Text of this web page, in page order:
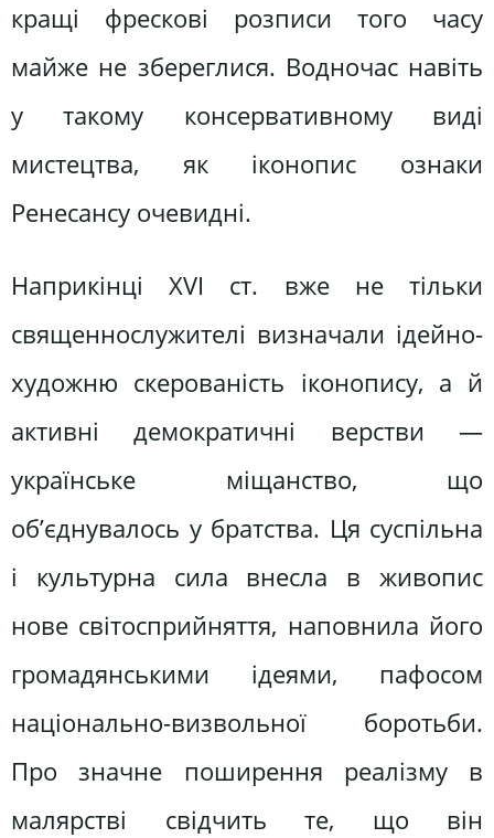
кращі фрескові розписи того часу
майже не збереглися. Водночас навіть
у такому консервативному виді
мистецтва, як іконопис ознаки
Ренесансу очевидні.
Наприкінці XVI ст. вже не тільки
священнослужителі визначали ідейно-
художню скерованість іконопису, а й
активні демократичні верстви —
українське міщанство, що
об’єднувалось у братства. Ця суспільна
і культурна сила внесла в живопис
нове світосприйняття, наповнила його
громадянськими ідеями, пафосом
національно-визвольної боротьби.
Про значне поширення реалізму в
малярстві свідчить те, що він